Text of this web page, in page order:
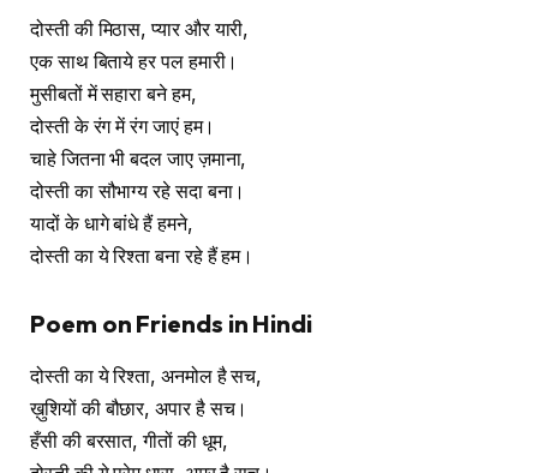
दोस्ती की मिठास, प्यार और यारी,
एक साथ बिताये हर पल हमारी।
मुसीबतों में सहारा बने हम,
दोस्ती के रंग में रंग जाएं हम।
चाहे जितना भी बदल जाए ज़माना,
दोस्ती का सौभाग्य रहे सदा बना।
यादों के धागे बांधे हैं हमने,
दोस्ती का ये रिश्ता बना रहे हैं हम।
Poem on Friends in Hindi
दोस्ती का ये रिश्ता, अनमोल है सच,
ख़ुशियों की बौछार, अपार है सच।
हँसी की बरसात, गीतों की धूम,